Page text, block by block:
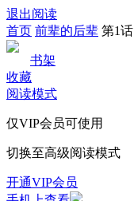
退出阅读
首页 前辈的后辈 第1话
书架
收藏
阅读模式
仅VIP会员可使用
切换至高级阅读模式
开通VIP会员